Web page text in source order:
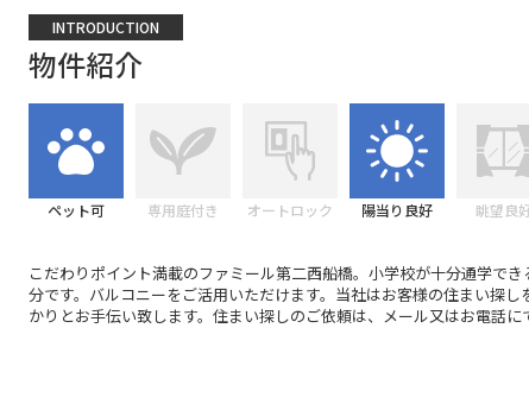
INTRODUCTION
物件紹介
ペット可 専用庭付き オートロック 陽当り良好 眺望良
こだわりポイント満載のファミール第二西船橋。小学校が十分通学で
分です。バルコニーをご活用いただけます。当社はお客様の住まい探
かりとお手伝い致します。住まい探しのご依頼は、メール又はお電話に